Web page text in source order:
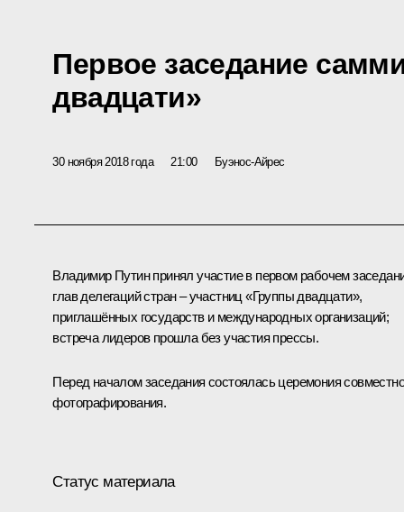
Первое заседание
двадцати»
30 ноября 2018 года 21:00 Буэнос-Айрес
Владимир Путин принял участие в первом рабочем
глав делегаций стран – участниц «Группы двадцати»,
приглашённых государств и международных организаций;
встреча лидеров прошла без участия прессы.
Перед началом заседания состоялась церемония
фотографирования.
Статус материала